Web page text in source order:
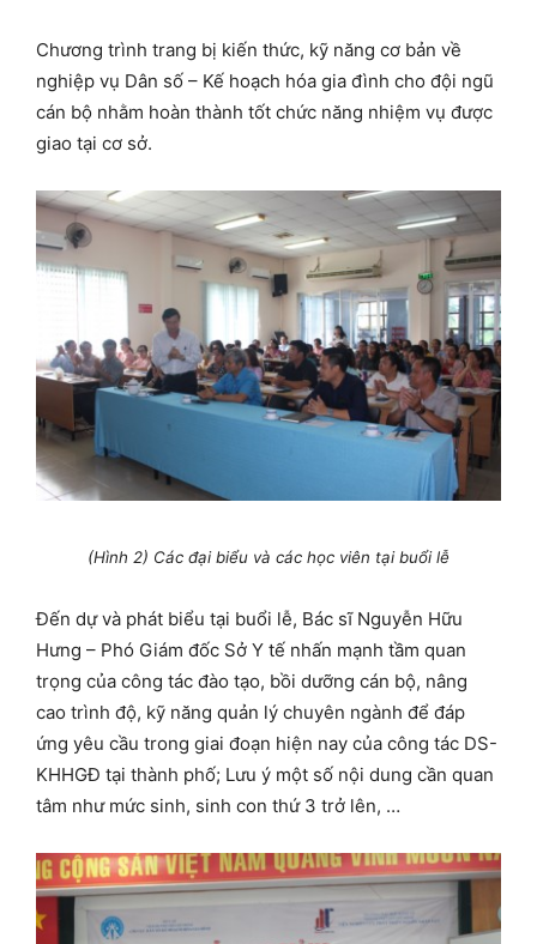
Chương trình trang bị kiến thức, kỹ năng cơ bản về
nghiệp vụ Dân số – Kế hoạch hóa gia đình cho đội ngũ
cán bộ nhằm hoàn thành tốt chức năng nhiệm vụ được
giao tại cơ sở.
(Hình 2) Các đại biểu và các học viên tại buổi lễ
Đến dự và phát biểu tại buổi lễ, Bác sĩ Nguyễn Hữu
Hưng – Phó Giám đốc Sở Y tế nhấn mạnh tầm quan
trọng của công tác đào tạo, bồi dưỡng cán bộ, nâng
cao trình độ, kỹ năng quản lý chuyên ngành để đáp
ứng yêu cầu trong giai đoạn hiện nay của công tác DS-
KHHGĐ tại thành phố; Lưu ý một số nội dung cần quan
tâm như mức sinh, sinh con thứ 3 trở lên, …